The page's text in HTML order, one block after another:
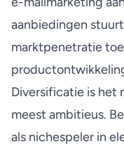
aanbiedingen
marktpenetratie
Diversificatie is het
meest ambitieus.
als nichespeler in